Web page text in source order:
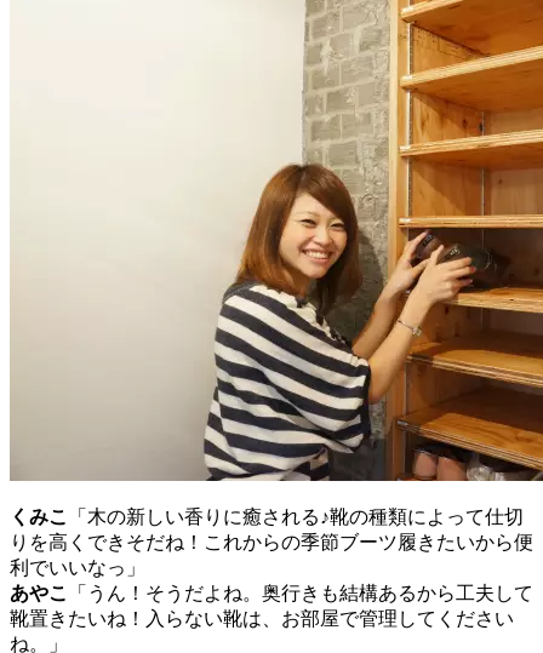
くみこ
「木の新しい香りに癒される♪靴の種類によって仕切
りを高くできそだね！これからの季節ブーツ履きたいから便
利でいいなっ」
あやこ
「うん！そうだよね。奥行きも結構あるから工夫して
靴置きたいね！入らない靴は、お部屋で管理してください
ね。」